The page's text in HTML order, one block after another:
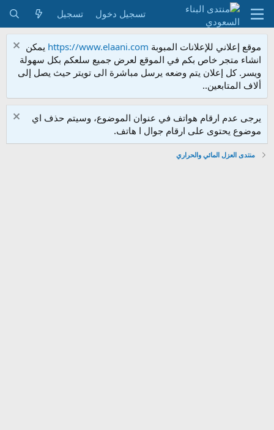
تسجيل دخول تسجيل
موقع إعلاني للإعلانات المبوبة https://www.elaani.com يمكن
انشاء متجر خاص بكم في الموقع لعرض جميع سلعكم بكل سهولة
ويسر. كل إعلان يتم وضعه يرسل مباشرة الى تويتر حيث يصل إلى
ألاف المتابعين..
يرجى عدم ارقام هواتف في عنوان الموضوع، وسيتم حذف اي
موضوع يحتوى على ارقام جوال ا هاتف.
منتدى العزل المائي والحراري